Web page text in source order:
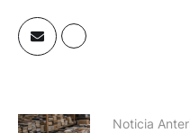
Noticia